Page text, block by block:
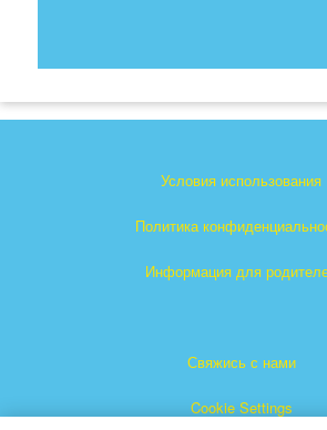
Условия использования
Политика
Информация для
Свяжись с нами
Cookie Settings